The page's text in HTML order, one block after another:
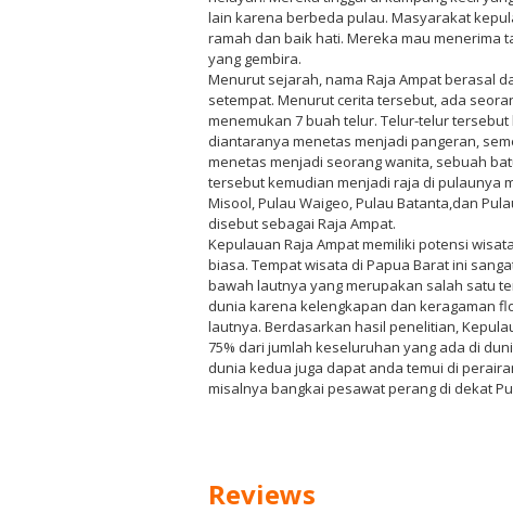
lain karena berbeda pulau. Masyarakat
ramah dan baik hati. Mereka mau menerima
yang gembira.
Menurut sejarah, nama Raja Ampat berasal
setempat. Menurut cerita tersebut, ada
menemukan 7 buah telur. Telur-telur
diantaranya menetas menjadi pangeran,
menetas menjadi seorang wanita, sebuah
tersebut kemudian menjadi raja di pulaunya
Misool, Pulau Waigeo, Pulau Batanta,dan
disebut sebagai Raja Ampat.
Kepulauan Raja Ampat memiliki potensi
biasa. Tempat wisata di Papua Barat ini
bawah lautnya yang merupakan salah satu
dunia karena kelengkapan dan keragaman
lautnya. Berdasarkan hasil penelitian,
75% dari jumlah keseluruhan yang ada di
dunia kedua juga dapat anda temui di
misalnya bangkai pesawat perang di dekat
Reviews